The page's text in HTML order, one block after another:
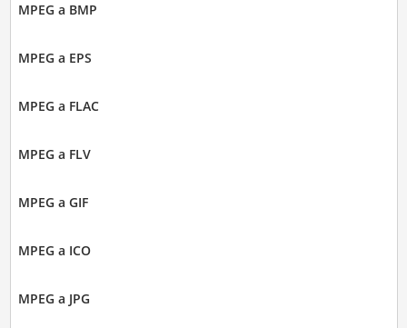
MPEG a BMP
MPEG a EPS
MPEG a FLAC
MPEG a FLV
MPEG a GIF
MPEG a ICO
MPEG a JPG